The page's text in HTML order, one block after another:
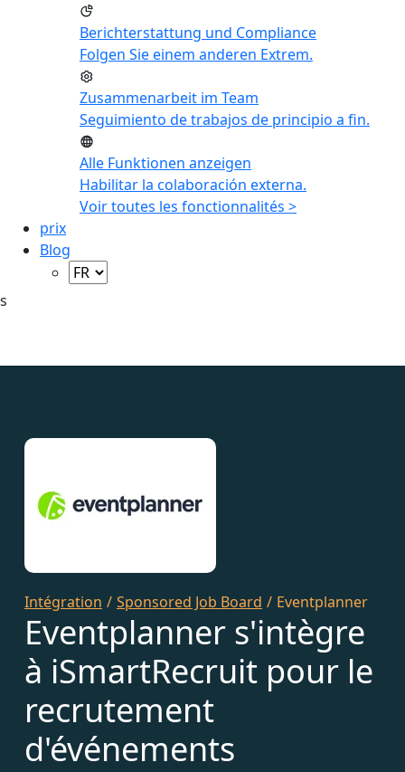
Berichterstattung und Compliance
Folgen Sie einem anderen Extrem.
Zusammenarbeit im Team
Seguimiento de trabajos de principio a fin.
Alle Funktionen anzeigen
Habilitar la colaboración externa.
Voir toutes les fonctionnalités >
prix
Blog
s
Intégration / Sponsored Job Board / Eventplanner
Eventplanner s'intègre
à iSmartRecruit pour le
recrutement
d'événements